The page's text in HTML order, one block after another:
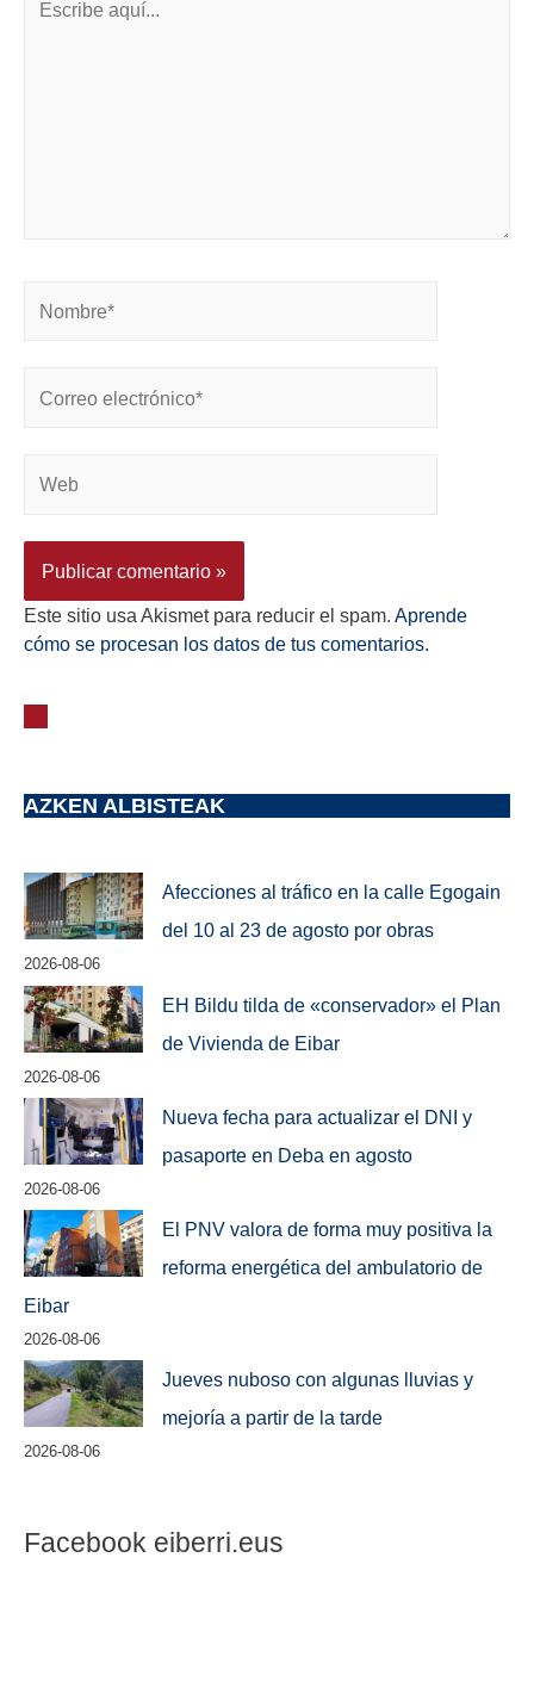
Este sitio usa Akismet para reducir el spam. Aprende
cómo se procesan los datos de tus comentarios.
AZKEN ALBISTEAK
Afecciones al tráfico en la calle Egogain
del 10 al 23 de agosto por obras
2026-08-06
EH Bildu tilda de «conservador» el Plan
de Vivienda de Eibar
2026-08-06
Nueva fecha para actualizar el DNI y
pasaporte en Deba en agosto
2026-08-06
El PNV valora de forma muy positiva la
reforma energética del ambulatorio de
Eibar
2026-08-06
Jueves nuboso con algunas lluvias y
mejoría a partir de la tarde
2026-08-06
Facebook eiberri.eus